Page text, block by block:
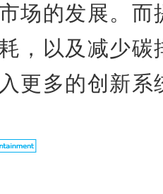
场的发展。而
，以及减少碳
更多的创新系